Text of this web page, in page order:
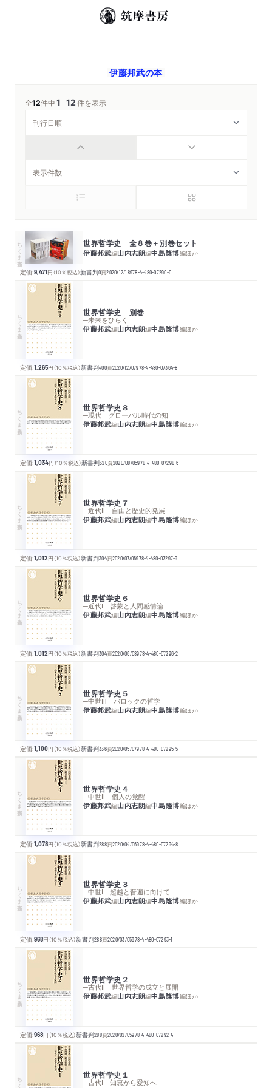
伊藤邦武の本
全12件中1─12件を表示
ちくま新書 世界哲学史 全８巻＋別巻セット
伊藤邦武編山内志朗編中島隆博編ほか
定価:9,471 円 （10％税込）新書判0頁2020/12/18978-4-480-07290-0
ちくま新書 世界哲学史 別巻
─未来をひらく
伊藤邦武編山内志朗編中島隆博編ほか
定価:1,265円 （10％税込）新書判400頁2020/12/07978-4-480-07364-8
ちくま新書 世界哲学史８
─現代 グローバル時代の知
伊藤邦武編山内志朗編中島隆博編ほか
定価:1,034円 （10％税込）新書判320頁2020/08/05978-4-480-07298-6
ちくま新書 世界哲学史７
─近代Ⅱ 自由と歴史的発展
伊藤邦武編山内志朗編中島隆博編ほか
定価:1,012円 （10％税込）新書判304頁2020/07/06978-4-480-07297-9
ちくま新書 世界哲学史６
─近代Ⅰ 啓蒙と人間感情論
伊藤邦武編山内志朗編中島隆博編ほか
定価:1,012円 （10％税込）新書判304頁2020/06/08978-4-480-07296-2
ちくま新書 世界哲学史５
─中世Ⅲ バロックの哲学
伊藤邦武編山内志朗編中島隆博編ほか
定価:1,100円 （10％税込）新書判336頁2020/05/07978-4-480-07295-5
ちくま新書 世界哲学史４
─中世Ⅱ 個人の覚醒
伊藤邦武編山内志朗編中島隆博編ほか
定価:1,078円 （10％税込）新書判288頁2020/04/06978-4-480-07294-8
ちくま新書 世界哲学史３
─中世Ⅰ 超越と普遍に向けて
伊藤邦武編山内志朗編中島隆博編ほか
定価:968円 （10％税込）新書判288頁2020/03/05978-4-480-07293-1
ちくま新書 世界哲学史２
─古代Ⅱ 世界哲学の成立と展開
伊藤邦武編山内志朗編中島隆博編ほか
定価:968円 （10％税込）新書判288頁2020/02/05978-4-480-07292-4
ちくま新書 世界哲学史１
─古代Ⅰ 知恵から愛知へ